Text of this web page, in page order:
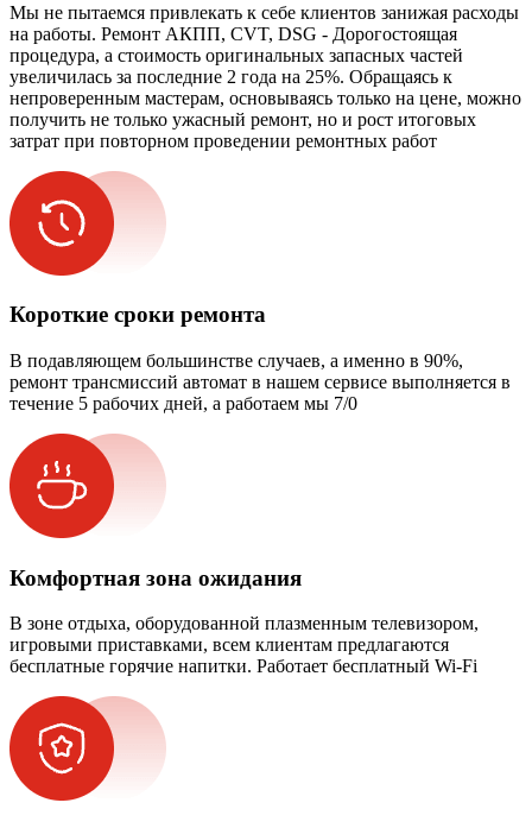
Мы не пытаемся привлекать к себе клиентов занижая расходы
на работы. Ремонт АКПП, CVT, DSG - Дорогостоящая
процедура, а стоимость оригинальных запасных частей
увеличилась за последние 2 года на 25%. Обращаясь к
непроверенным мастерам, основываясь только на цене, можно
получить не только ужасный ремонт, но и рост итоговых
затрат при повторном проведении ремонтных работ
Короткие сроки ремонта
В подавляющем большинстве случаев, а именно в 90%,
ремонт трансмиссий автомат в нашем сервисе выполняется в
течение 5 рабочих дней, а работаем мы 7/0
Комфортная зона ожидания
В зоне отдыха, оборудованной плазменным телевизором,
игровыми приставками, всем клиентам предлагаются
бесплатные горячие напитки. Работает бесплатный Wi-Fi